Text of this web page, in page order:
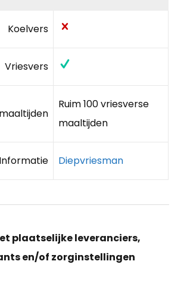
Koelvers
Vriesvers
Ruim 100 vriesverse
maaltijden
Informatie Diepvriesman
plaatselijke leveranciers,
en/of zorginstellingen